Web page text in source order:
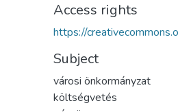
Access rights
https://
Subject
városi önkormányzat
költségvetés